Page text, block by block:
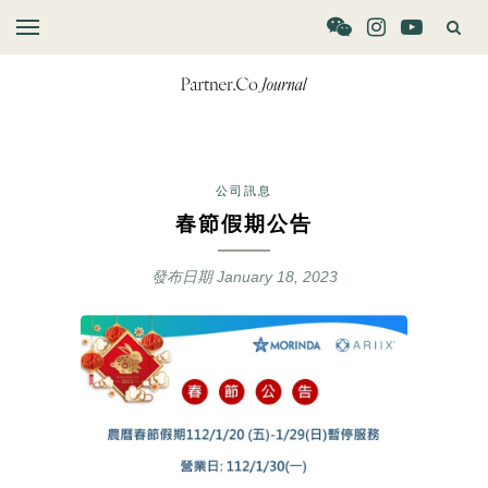
公司訊息
春節假期公告
發布日期January 18, 2023